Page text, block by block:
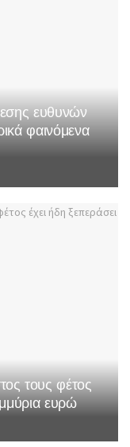
ευθυνών
φαινόμενα
τους φέτος
ευρώ